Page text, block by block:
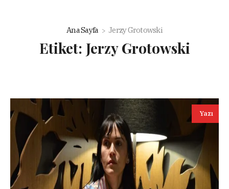
Ana Sayfa Jerzy Grotowski
Etiket: Jerzy Grotowski
Yazı